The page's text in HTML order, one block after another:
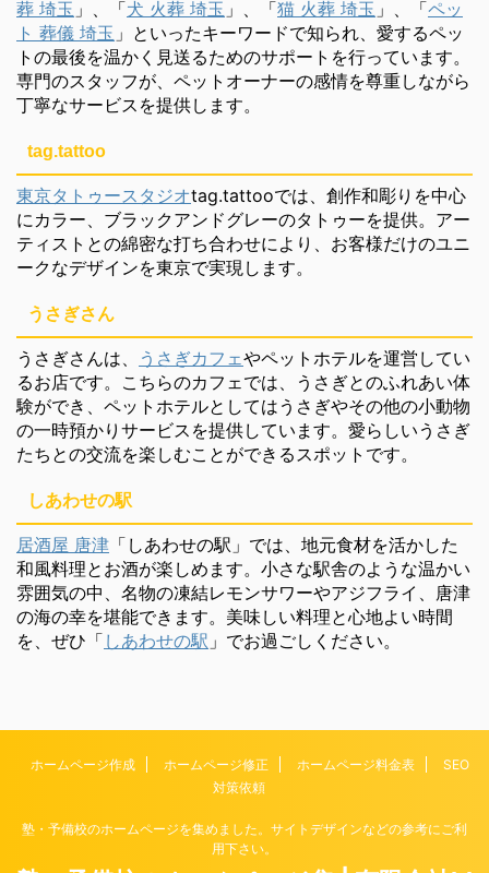
葬 埼玉 」、「犬 火葬 埼玉 」、「猫 火葬 埼玉 」、「ペッ
ト 葬儀 埼玉 」といったキーワードで知られ、愛するペッ
トの最後を温かく見送るためのサポートを行っています。
専門のスタッフが、ペットオーナーの感情を尊重しながら
丁寧なサービスを提供します。
tag.tattoo
東京タトゥースタジオtag.tattooでは、創作和彫りを中心
にカラー、ブラックアンドグレーのタトゥーを提供。アー
ティストとの綿密な打ち合わせにより、お客様だけのユニ
ークなデザインを東京で実現します。
うさぎさん
うさぎさんは、 うさぎカフェやペットホテルを運営してい
るお店です。こちらのカフェでは、うさぎとのふれあい体
験ができ、ペットホテルとしてはうさぎやその他の小動物
の一時預かりサービスを提供しています。愛らしいうさぎ
たちとの交流を楽しむことができるスポットです。
しあわせの駅
居酒屋 唐津 「しあわせの駅」では、地元食材を活かした
和風料理とお酒が楽しめます。小さな駅舎のような温かい
雰囲気の中、名物の凍結レモンサワーやアジフライ、唐津
の海の幸を堪能できます。美味しい料理と心地よい時間
を、ぜひ「 しあわせの駅 」でお過ごしください。
ホームページ作成 ホームページ修正 ホームページ料金表
SEO
対策依頼
塾・予備校のホームページを集めました。サイトデザインなどの参考にご利
用下さい。